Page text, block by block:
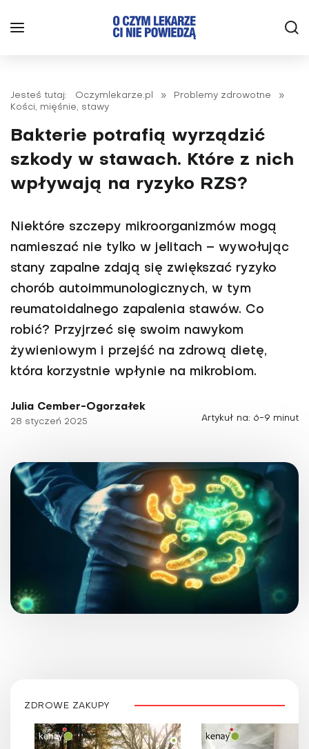
Jesteś tutaj: Oczymlekarze.pl » Problemy zdrowotne
»
Kości, mięśnie, stawy
Bakterie potrafią wyrządzić
szkody w stawach. Które z nich
wpływają na ryzyko RZS?
Niektóre szczepy mikroorganizmów mogą
namieszać nie tylko w jelitach – wywołując
stany zapalne zdają się zwiększać ryzyko
chorób autoimmunologicznych, w tym
reumatoidalnego zapalenia stawów. Co
robić? Przyjrzeć się swoim nawykom
żywieniowym i przejść na zdrową dietę,
która korzystnie wpłynie na mikrobiom.
Julia Cember-Ogorzałek
28 styczeń 2025 Artykuł na: 6-9 minut
ZDROWE ZAKUPY